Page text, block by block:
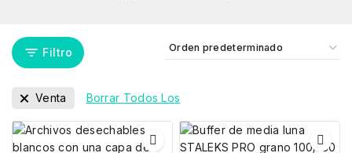
Filtro
Venta Borrar Todos Los